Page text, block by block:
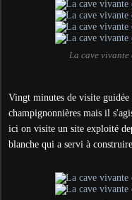
La cave vivante
Vingt minutes de visite
champignonnières mais il
ici on visite un site exploité
blanche qui a servi à